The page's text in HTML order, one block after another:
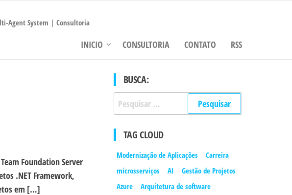
Agent System | Consultoria
INICIO CONSULTORIA CONTATO RSS
Foundation Server
.NET Framework,
em […]
BUSCA:
Pesquisar
por:
TAG CLOUD
Modernização de Aplicações
Carreira
microsserviços
AI
Gestão de Projetos
Azure
Arquitetura de software